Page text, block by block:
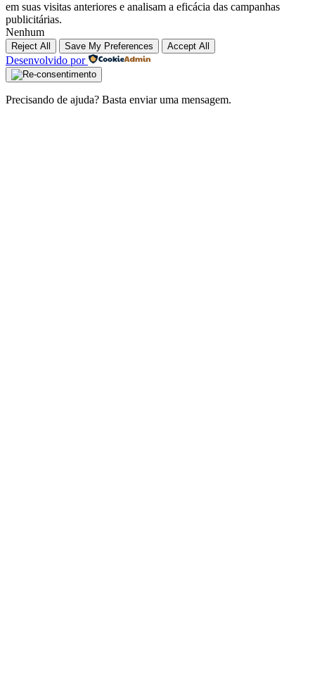
em suas visitas anteriores e analisam a eficácia das campanhas
publicitárias.
Nenhum
Reject All Save My Preferences Accept All
Desenvolvido por
Precisando de ajuda? Basta enviar uma mensagem.